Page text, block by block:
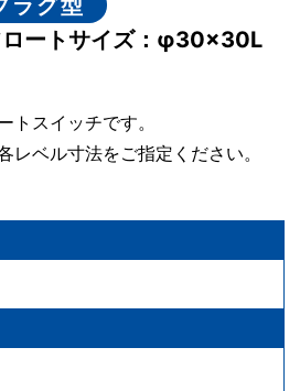
ートサイズ：φ30×30L
トスイッチです。
レベル寸法をご指定ください。